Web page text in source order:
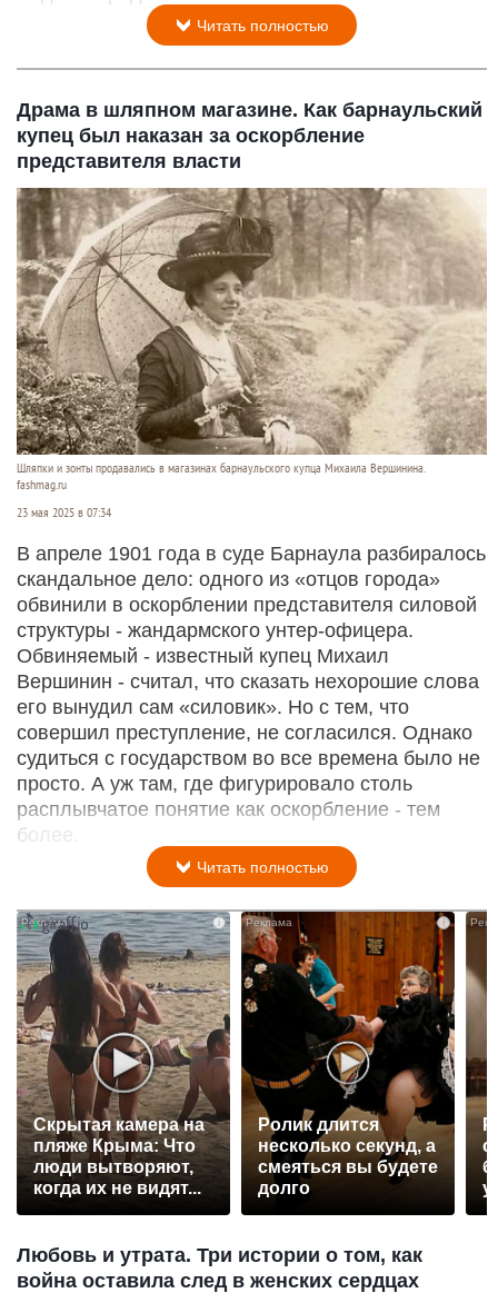
Читать полностью
Драма в шляпном магазине. Как барнаульский
купец был наказан за оскорбление
представителя власти
Шляпки и зонты продавались в магазинах барнаульского купца Михаила Вершинина.
fashmag.ru
23 мая 2025 в 07:34
В апреле 1901 года в суде Барнаула разбиралось
скандальное дело: одного из «отцов города»
обвинили в оскорблении представителя силовой
структуры - жандармского унтер-офицера.
Обвиняемый - известный купец Михаил
Вершинин - считал, что сказать нехорошие слова
его вынудил сам «силовик». Но с тем, что
совершил преступление, не согласился. Однако
судиться с государством во все времена было не
просто. А уж там, где фигурировало столь
расплывчатое понятие как оскорбление - тем
более.
Читать полностью
i
Скрытая камера на
пляже Крыма: Что
люди вытворяют,
когда их не видят...
Ролик длится
несколько секунд, а
смеяться вы будете
долго
Любовь и утрата. Три истории о том, как
война оставила след в женских сердцах